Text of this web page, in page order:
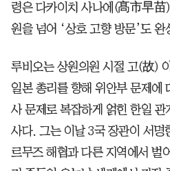
령은 다카이치 사나에(髙市早苗
원을 넘어 ‘상호 고향 방문’도 완
루비오는 상원의원 시절 고(故)
일본 총리를 향해 위안부 문제에
사 문제로 복잡하게 얽힌 한일 관
사다. 그는 이날 3국 장관이 서명
르무즈 해협과 다른 지역에서 벌